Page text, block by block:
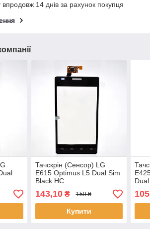
14 днів за рахунок покупця
Тачскрін (Сенсор) LG
E615 Optimus L5 Dual Sim
Black HC
143,10₴ 159 ₴
Купити